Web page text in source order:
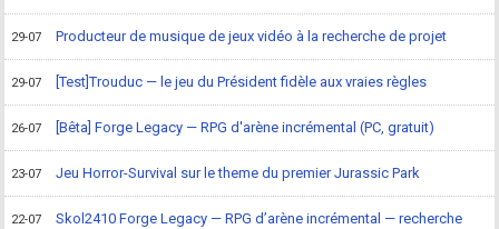
29-07 Producteur de musique de jeux vidéo à la recherche de projet
29-07 [Test]Trouduc — le jeu du Président fidèle aux vraies règles
26-07 [Bêta] Forge Legacy — RPG d'arène incrémental (PC, gratuit)
23-07 Jeu Horror-Survival sur le theme du premier Jurassic Park
22-07 Skol2410 Forge Legacy — RPG d’arène incrémental — recherche